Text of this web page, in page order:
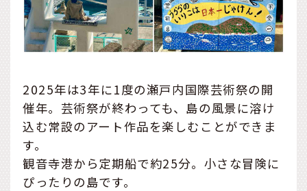
2025年は3年に1度の瀬戸内国際芸術祭の開
催年。芸術祭が終わっても、島の風景に溶け
込む常設のアート作品を楽しむことができま
す。
観音寺港から定期船で約25分。小さな冒険に
ぴったりの島です。